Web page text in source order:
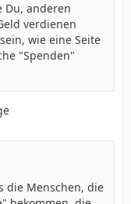
Du, anderen
verdienen
wie eine Seite
"Spenden"
die Menschen, die